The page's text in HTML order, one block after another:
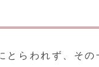
らわれず、そ